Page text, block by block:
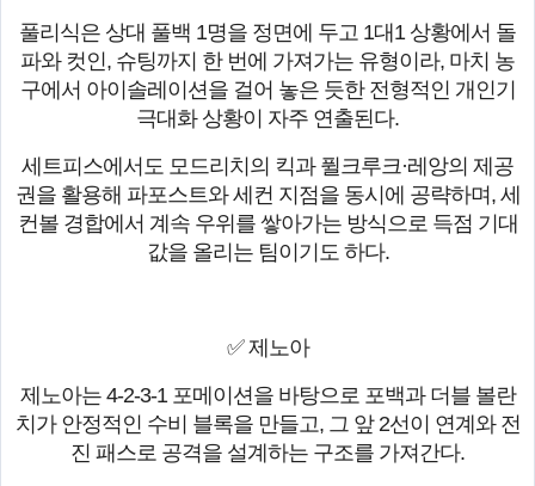
풀리식은 상대 풀백 1명을 정면에 두고 1대1 상황에서 돌
파와 컷인, 슈팅까지 한 번에 가져가는 유형이라, 마치 농
구에서 아이솔레이션을 걸어 놓은 듯한 전형적인 개인기
극대화 상황이 자주 연출된다.
세트피스에서도 모드리치의 킥과 퓔크루크·레앙의 제공
권을 활용해 파포스트와 세컨 지점을 동시에 공략하며, 세
컨볼 경합에서 계속 우위를 쌓아가는 방식으로 득점 기대
값을 올리는 팀이기도 하다.
✅ 제노아
제노아는 4-2-3-1 포메이션을 바탕으로 포백과 더블 볼란
치가 안정적인 수비 블록을 만들고, 그 앞 2선이 연계와 전
진 패스로 공격을 설계하는 구조를 가져간다.